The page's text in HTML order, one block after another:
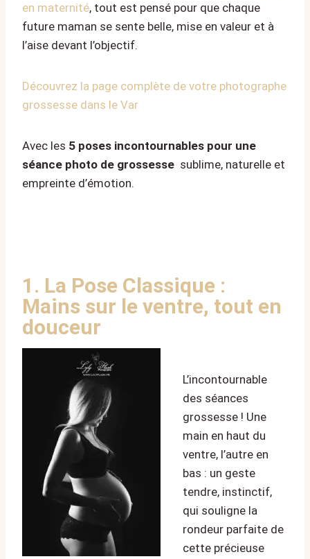
en maternité, tout est pensé pour que chaque
future maman se sente belle, mise en valeur et à
l’aise devant l’objectif.
Découvrez la page complète de votre photographe
grossesse dans le Var
Avec les 5 poses incontournables pour une
séance photo de grossesse sublime, naturelle et
empreinte d’émotion.
1. La Pose Classique :
Mains sur le ventre, tout en
douceur
L’incontournable
des séances
grossesse ! Une
main en haut du
ventre, l’autre en
bas : un geste
tendre, instinctif,
qui souligne la
rondeur parfaite de
cette précieuse